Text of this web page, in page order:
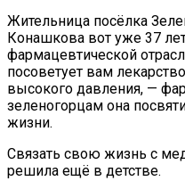
Жительница посёлка
Конашкова вот уже 37
фармацевтической
посоветует вам
высокого давления, —
зеленогорцам она
жизни.
Связать свою жизнь с
решила ещё в детстве.